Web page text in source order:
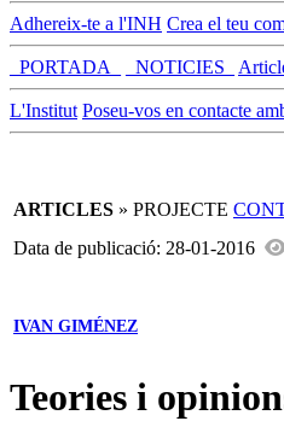
Adhereix-te a l'INH Crea el teu
_PORTADA_ _NOTICIES_
L'Institut Poseu-vos en contacte
ARTICLES » PROJECTE
Data de publicació: 28-01-2016
IVAN GIMÉNEZ
Teories i